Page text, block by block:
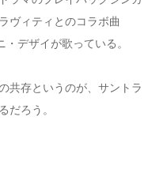
ヴィティとのコラボ曲
・デザイが歌っている。
共存というのが、サントラ
だろう。